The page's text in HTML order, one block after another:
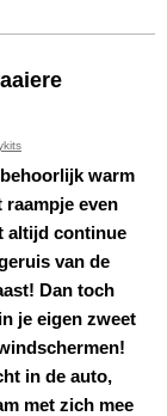
warm
even
altijd continue
van de
Dan toch
je eigen zweet
in de auto,
met zich mee